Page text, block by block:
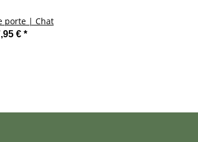
porte | Chat
€ *